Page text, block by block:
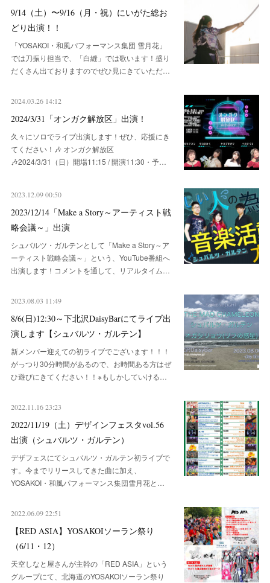
9/14（土）〜9/16（月・祝）にいがた総お
どり出演！！
「YOSAKOI・和風パフォーマンス集団 雪月花」
では刀振り担当で、「白縫」では歌います！盛り
だくさん出ておりますのでぜひ見にきていただ…
2024.03.26 14:12
2024/3/31「オンガク解放区」出演！
久々にソロでライブ出演します！ぜひ、応援にき
てください！🎶 オンガク解放区
🎶2024/3/31（日）開場11:15 / 開演11:30・予…
2023.12.09 00:50
2023/12/14「Make a Story～アーティスト戦
略会議～」出演
シュバルツ・ガルテンとして「Make a Story～ア
ーティスト戦略会議～」という、YouTube番組へ
出演します！コメントを通して、リアルタイム…
2023.08.03 11:49
8/6(日)12:30～下北沢DaisyBarにてライブ出
演します【シュバルツ・ガルテン】
新メンバー迎えての初ライブでございます！！！
がっつり30分時間があるので、お時間ある方はぜ
ひ遊びにきてください！！※もしかしていける…
2022.11.16 23:23
2022/11/19（土）デザインフェスタvol.56
出演（シュバルツ・ガルテン）
デザフェスにてシュバルツ・ガルテン初ライブで
す。今までリリースしてきた曲に加え、
YOSAKOI・和風パフォーマンス集団雪月花と…
2022.06.09 22:51
【RED ASIA】YOSAKOIソーラン祭り
（6/11・12）
天空しなと屋さんが主幹の「RED ASIA」という
グループにて、北海道のYOSAKOIソーラン祭り